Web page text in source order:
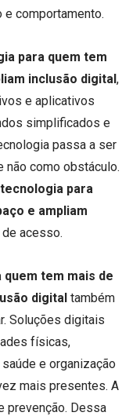
e comportamento.
para quem tem
inclusão digital ,
e aplicativos
simplificados e
passa a ser
não como obstáculo.
para
e ampliam
acesso.
tem mais de
digital também
Soluções digitais
físicas,
e organização
mais presentes. A
prevenção. Dessa